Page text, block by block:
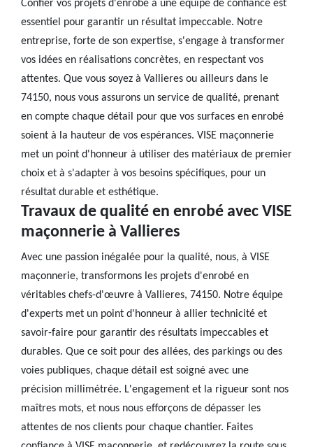
Confier vos projets d'enrobé à une équipe de confiance est
essentiel pour garantir un résultat impeccable. Notre
entreprise, forte de son expertise, s'engage à transformer
vos idées en réalisations concrètes, en respectant vos
attentes. Que vous soyez à Vallieres ou ailleurs dans le
74150, nous vous assurons un service de qualité, prenant
en compte chaque détail pour que vos surfaces en enrobé
soient à la hauteur de vos espérances. VISE maçonnerie
met un point d'honneur à utiliser des matériaux de premier
choix et à s'adapter à vos besoins spécifiques, pour un
résultat durable et esthétique.
Travaux de qualité en enrobé avec VISE
maçonnerie à Vallieres
Avec une passion inégalée pour la qualité, nous, à VISE
maçonnerie, transformons les projets d'enrobé en
véritables chefs-d'œuvre à Vallieres, 74150. Notre équipe
d'experts met un point d'honneur à allier technicité et
savoir-faire pour garantir des résultats impeccables et
durables. Que ce soit pour des allées, des parkings ou des
voies publiques, chaque détail est soigné avec une
précision millimétrée. L'engagement et la rigueur sont nos
maîtres mots, et nous nous efforçons de dépasser les
attentes de nos clients pour chaque chantier. Faites